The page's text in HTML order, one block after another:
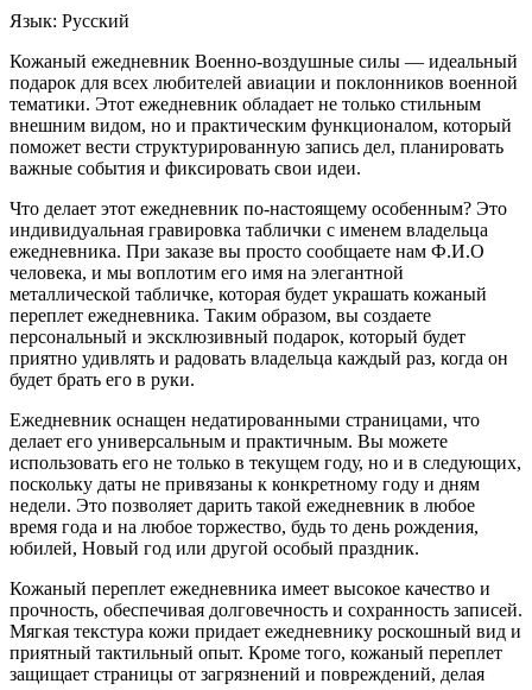
Язык: Русский
Кожаный ежедневник Военно-воздушные силы — идеальный
подарок для всех любителей авиации и поклонников военной
тематики. Этот ежедневник обладает не только стильным
внешним видом, но и практическим функционалом, который
поможет вести структурированную запись дел, планировать
важные события и фиксировать свои идеи.
Что делает этот ежедневник по-настоящему особенным? Это
индивидуальная гравировка таблички с именем владельца
ежедневника. При заказе вы просто сообщаете нам Ф.И.О
человека, и мы воплотим его имя на элегантной
металлической табличке, которая будет украшать кожаный
переплет ежедневника. Таким образом, вы создаете
персональный и эксклюзивный подарок, который будет
приятно удивлять и радовать владельца каждый раз, когда он
будет брать его в руки.
Ежедневник оснащен недатированными страницами, что
делает его универсальным и практичным. Вы можете
использовать его не только в текущем году, но и в следующих,
поскольку даты не привязаны к конкретному году и дням
недели. Это позволяет дарить такой ежедневник в любое
время года и на любое торжество, будь то день рождения,
юбилей, Новый год или другой особый праздник.
Кожаный переплет ежедневника имеет высокое качество и
прочность, обеспечивая долговечность и сохранность записей.
Мягкая текстура кожи придает ежедневнику роскошный вид и
приятный тактильный опыт. Кроме того, кожаный переплет
защищает страницы от загрязнений и повреждений, делая